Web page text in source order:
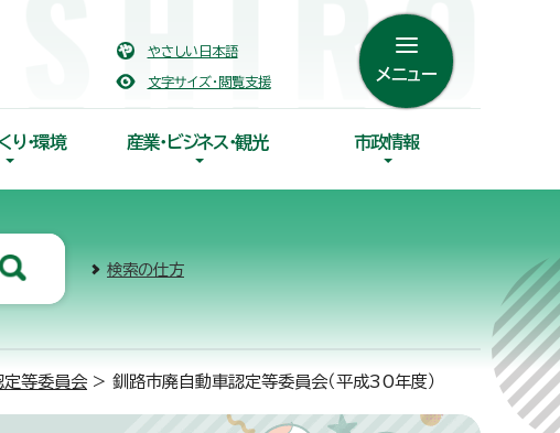
やさしい日本語
文字サイズ・閲覧支援 メニュー
り・環境 産業・ビジネス・観光 市政情報
検索の仕方
定等委員会 > 釧路市廃自動車認定等委員会（平成30年度）